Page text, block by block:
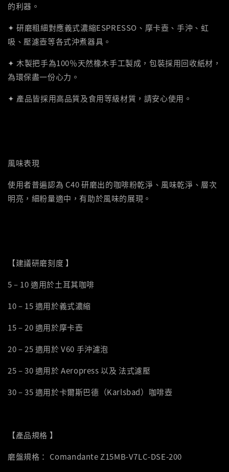
的利器。
✦ 研磨粗細對應義式濃縮ESPRESSO、摩卡壺、手沖、虹
吸、壓濾壺等各式沖煮器具。
✦ 木製把手為100％天然橡木手工製成，包裝採用回收紙材，
為環保盡一份心力。
✦ 產品皆採用高品質及食用等級材質，請安心使用。
風味表現
使用者普遍認為 C40 研磨出的咖啡粉乾淨、風味乾淨、層次
明亮，細粉量適中，有助於風味的展現。
【建議研磨刻度 】
5 – 10 適用於土耳其咖啡
10 – 15 適用於義式濃縮
15 – 20 適用於摩卡壺
20 – 25 適用於 V60 手沖濾泡
25 – 30 適用於 Aeropress 以及 法式濾壓
30 – 35 適用於卡爾斯巴德（Karlsbad）咖啡壺
【產品規格 】
磨盤規格： Comandante Z15MB-V7LC-DSE-200